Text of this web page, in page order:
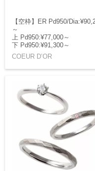
【空枠】ER Pd950/
～
上 Pd950:¥77,000～
下 Pd950:¥91,300～
COEUR D’OR